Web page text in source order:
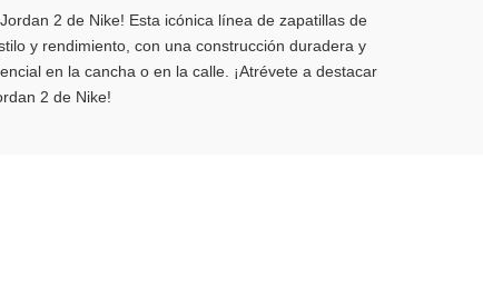
2 de Nike! Esta icónica línea de zapatillas de
y rendimiento, con una construcción duradera y
en la cancha o en la calle. ¡Atrévete a destacar
2 de Nike!